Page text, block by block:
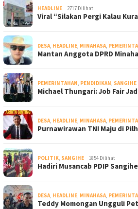
HEADLINE 2717 Dilihat
Viral “Silakan Pergi Kalau
DESA, HEADLINE, MINAHASA,
Mantan Anggota DPRD
PEMERINTAHAN, PENDIDIKAN, SANGIHE
Michael Thungari: Job Fair
DESA, HEADLINE, MINAHASA,
Purnawirawan TNI Maju di
POLITIK, SANGIHE 1854 Dilihat
Hadiri Musancab PDIP
DESA, HEADLINE, MINAHASA,
Teddy Momongan Ungguli